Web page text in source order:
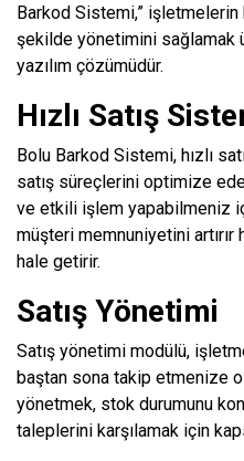
Barkod Sistemi,” işletmelerin
şekilde yönetimini sağlamak
yazılım çözümüdür.
Hızlı Satış
Bolu Barkod Sistemi, hızlı
satış süreçlerini optimize
ve etkili işlem yapabilmeniz
müşteri memnuniyetini artırır
hale getirir.
Satış Yönetimi
Satış yönetimi modülü,
baştan sona takip etmenize
yönetmek, stok durumunu
taleplerini karşılamak için